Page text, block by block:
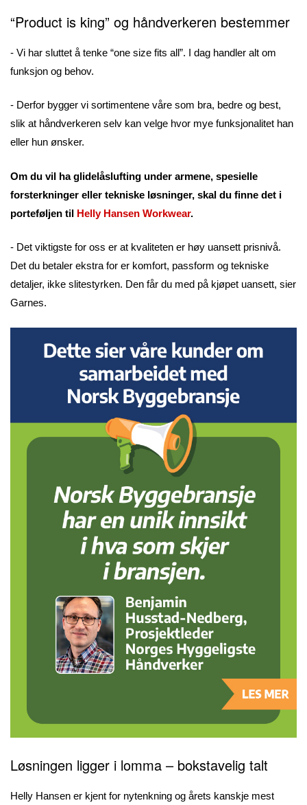
“Product is king” og håndverkeren bestemmer
- Vi har sluttet å tenke “one size fits all”. I dag handler alt om
funksjon og behov.
- Derfor bygger vi sortimentene våre som bra, bedre og best,
slik at håndverkeren selv kan velge hvor mye funksjonalitet han
eller hun ønsker.
Om du vil ha glidelåslufting under armene, spesielle
forsterkninger eller tekniske løsninger, skal du finne det i
porteføljen til Helly Hansen Workwear.
- Det viktigste for oss er at kvaliteten er høy uansett prisnivå.
Det du betaler ekstra for er komfort, passform og tekniske
detaljer, ikke slitestyrken. Den får du med på kjøpet uansett, sier
Garnes.
Løsningen ligger i lomma – bokstavelig talt
Helly Hansen er kjent for nytenkning og årets kanskje mest